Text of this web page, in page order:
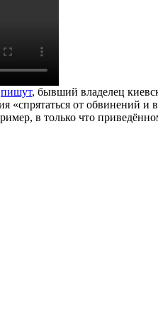
пишут, бывший владелец
«спрятаться от обвинений
в только что